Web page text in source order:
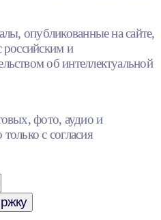
опубликованные на сайте,
российским и
об интеллектуальной
фото, аудио и
с согласия